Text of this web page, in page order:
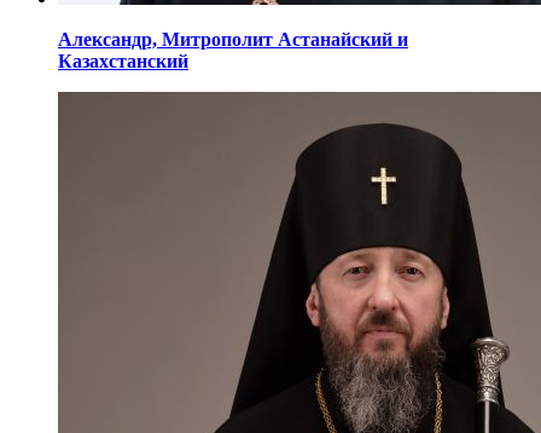
Александр, Митрополит Астанайский и
Казахстанский